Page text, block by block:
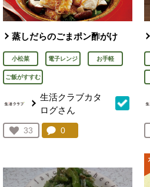
蒸しだらのごまポン酢がけ
小松菜 電子レンジ お手軽
ご飯がすすむ
生活クラブカタ
ログさん
お気に入り登録：
33
人が登録
コメント：
0